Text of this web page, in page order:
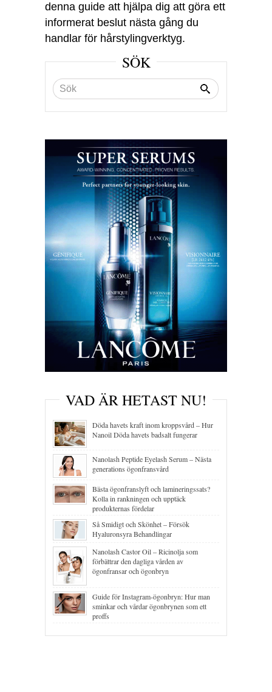
denna guide att hjälpa dig att göra ett
informerat beslut nästa gång du
handlar för hårstylingverktyg.
SÖK
VAD ÄR HETAST NU!
Döda havets kraft inom kroppsvård – Hur
Nanoil Döda havets badsalt fungerar
Nanolash Peptide Eyelash Serum – Nästa
generations ögonfransvård
Bästa ögonfranslyft och lamineringssats?
Kolla in rankningen och upptäck
produkternas fördelar
Så Smidigt och Skönhet – Försök
Hyaluronsyra Behandlingar
Nanolash Castor Oil – Ricinolja som
förbättrar den dagliga vården av
ögonfransar och ögonbryn
Guide för Instagram-ögonbryn: Hur man
sminkar och vårdar ögonbrynen som ett
proffs